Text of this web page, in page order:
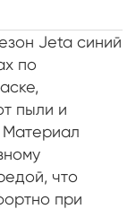
Jeta синий
по
пыли и
Материал
что
при